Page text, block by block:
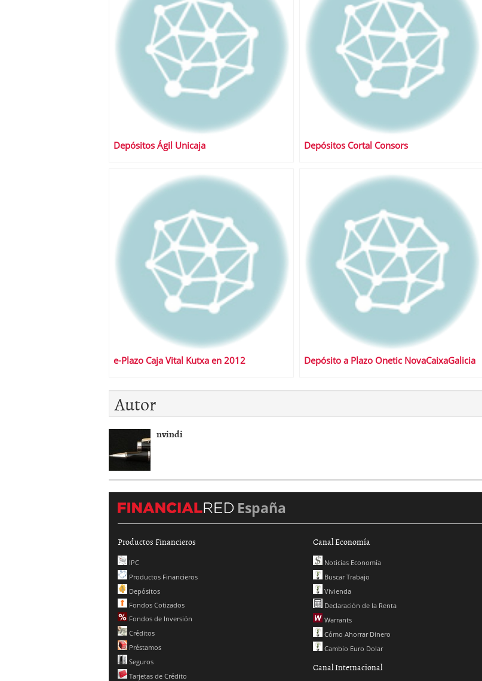
Depósitos Ágil Unicaja Depósitos Cortal Consors
e-Plazo Caja Vital Kutxa en 2012 Depósito a Plazo Onetic NovaCaixaGalicia
Autor
nvindi
España
Productos Financieros
IPC
Productos Financieros
Depósitos
Fondos Cotizados
Fondos de Inversión
Créditos
Préstamos
Seguros
Tarjetas de Crédito
Canal Economía
Noticias Economía
Buscar Trabajo
Vivienda
Declaración de la Renta
Warrants
Cómo Ahorrar Dinero
Cambio Euro Dolar
Canal Internacional